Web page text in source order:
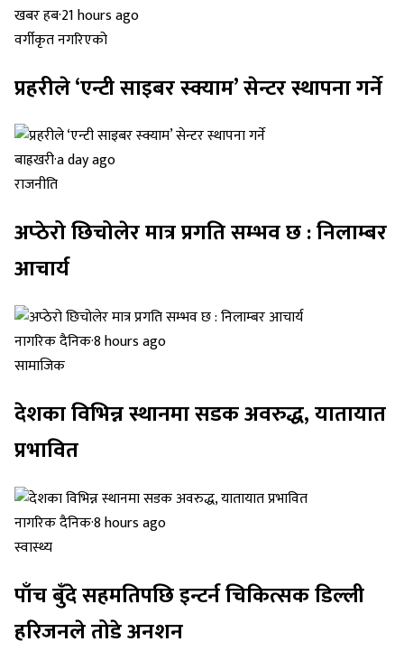
खबर हब·21 hours ago
वर्गीकृत नगरिएको
प्रहरीले ‘एन्टी साइबर स्क्याम’ सेन्टर स्थापना गर्ने
बाह्रखरी·a day ago
राजनीति
अप्ठेरो छिचोलेर मात्र प्रगति सम्भव छ : निलाम्बर
आचार्य
नागरिक दैनिक·8 hours ago
सामाजिक
देशका विभिन्न स्थानमा सडक अवरुद्ध, यातायात
प्रभावित
नागरिक दैनिक·8 hours ago
स्वास्थ्य
पाँच बुँदे सहमतिपछि इन्टर्न चिकित्सक डिल्ली
हरिजनले तोडे अनशन